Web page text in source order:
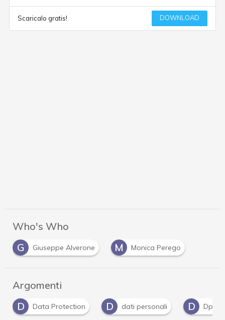
Scaricalo gratis! DOWNLOAD
Who's Who
G
Giuseppe Alverone M Monica Perego
Argomenti
D
Data Protection D dati personali D Dpo